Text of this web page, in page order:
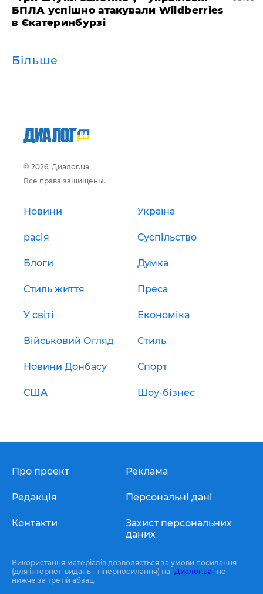
БПЛА успішно атакували Wildberries
в Єкатеринбурзі
Більше
© 2026, Диалог.ua
Все права защищены.
Новини Україна
расія Суспільство
Блоги Думка
Стиль життя Преса
У світі Економіка
Військовий Огляд Стиль
Новини Донбасу Спорт
США Шоу-бізнес
Про проект
Редакція
Контакти
Реклама
Персональні дані
Захист персональних
даних
Використання матеріалів дозволяється за умови посилання
(для інтернет-видань - гіперпосилання) на "Диалог.ua" не
нижче за третій абзац.